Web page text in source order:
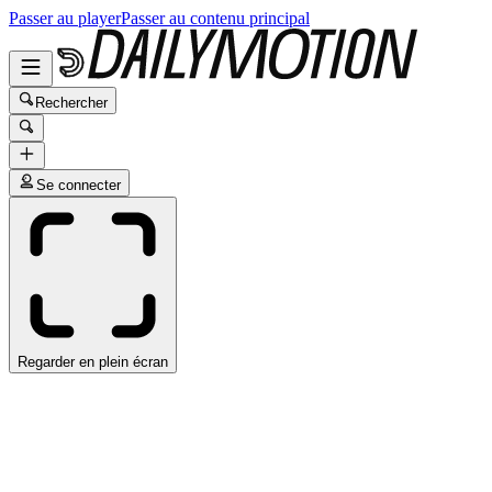
Passer au playerPasser au contenu principal
Rechercher
Se connecter
Regarder en plein écran